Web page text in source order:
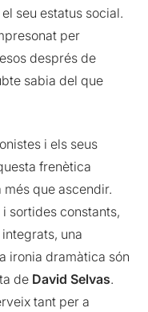
seu estatus social.
per
després de
sabia del que
i els seus
frenètica
que ascendir.
sortides constants,
una
ironia dramàtica són
de David Selvas.
tant per a